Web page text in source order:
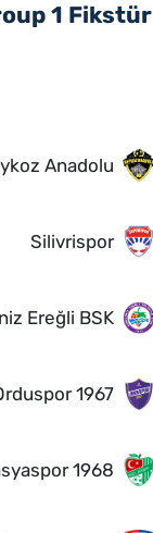
1 Fikstür
Anadolu
Silivrispor
Ereğli BSK
1967
1968